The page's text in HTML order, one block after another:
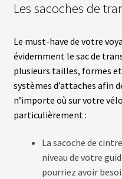
Les sacoches de
Le must-have de votre
évidemment le sac de
plusieurs tailles, formes
systèmes d’attaches afin
n’importe où sur votre
particulièrement :
La sacoche de
niveau de votre
pourriez avoir